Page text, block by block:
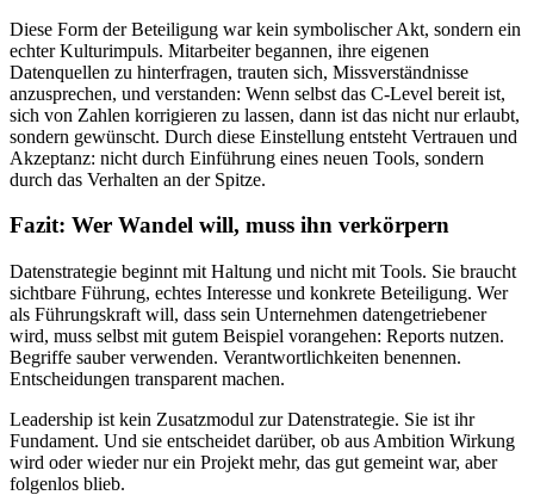
Diese Form der Beteiligung war kein symbolischer Akt, sondern ein
echter Kulturimpuls. Mitarbeiter begannen, ihre eigenen
Datenquellen zu hinterfragen, trauten sich, Missverständnisse
anzusprechen, und verstanden: Wenn selbst das C-Level bereit ist,
sich von Zahlen korrigieren zu lassen, dann ist das nicht nur erlaubt,
sondern gewünscht. Durch diese Einstellung entsteht Vertrauen und
Akzeptanz: nicht durch Einführung eines neuen Tools, sondern
durch das Verhalten an der Spitze.
Fazit: Wer Wandel will, muss ihn verkörpern
Datenstrategie beginnt mit Haltung und nicht mit Tools. Sie braucht
sichtbare Führung, echtes Interesse und konkrete Beteiligung. Wer
als Führungskraft will, dass sein Unternehmen datengetriebener
wird, muss selbst mit gutem Beispiel vorangehen: Reports nutzen.
Begriffe sauber verwenden. Verantwortlichkeiten benennen.
Entscheidungen transparent machen.
Leadership ist kein Zusatzmodul zur Datenstrategie. Sie ist ihr
Fundament. Und sie entscheidet darüber, ob aus Ambition Wirkung
wird oder wieder nur ein Projekt mehr, das gut gemeint war, aber
folgenlos blieb.